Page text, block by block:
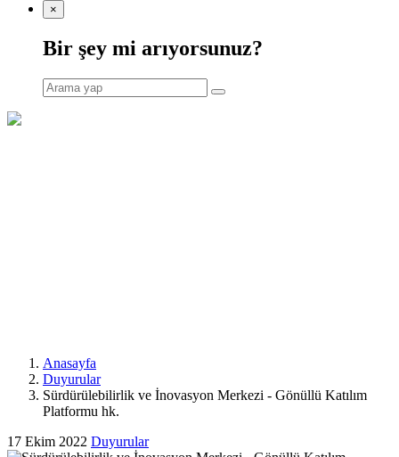
×
Bir şey mi arıyorsunuz?
Anasayfa
Duyurular
Sürdürülebilirlik ve İnovasyon Merkezi - Gönüllü Katılım
Platformu hk.
17 Ekim 2022 Duyurular